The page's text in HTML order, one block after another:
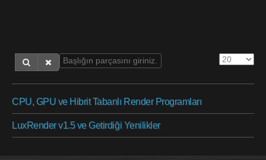
CPU, GPU ve Hibrit Tabanlı Render Programları
LuxRender v1.5 ve Getirdiği Yenilikler